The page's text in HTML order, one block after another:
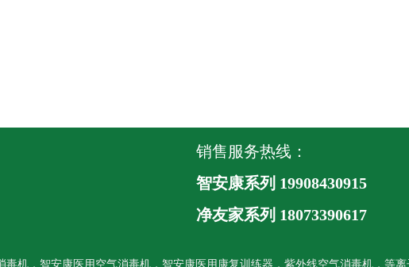
销售服务热线：
智安康系列 19908430915
净友家系列 18073390617
毒机，智安康医用空气消毒机，智安康医用康复训练器，紫外线空气消毒机，等